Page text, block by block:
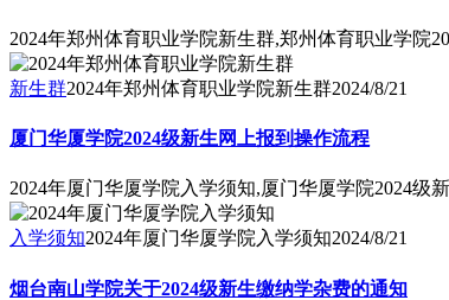
2024年郑州体育职业学院新生群,郑州体育职业学院
新生群2024年郑州体育职业学院新生群2024/8/21
厦门华厦学院2024级新生网上报到操作流程
2024年厦门华厦学院入学须知,厦门华厦学院2024级
入学须知2024年厦门华厦学院入学须知2024/8/21
烟台南山学院关于2024级新生缴纳学杂费的通知